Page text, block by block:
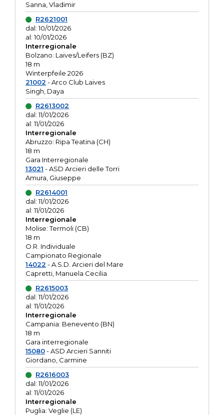
Sanna, Vladimir
R2621001
dal: 10/01/2026
al: 10/01/2026
Interregionale
Bolzano: Laives/Leifers (BZ)
18 m
Winterpfeile 2026
21002 - Arco Club Laives
Singh, Daya
R2613002
dal: 11/01/2026
al: 11/01/2026
Interregionale
Abruzzo: Ripa Teatina (CH)
18 m
Gara Interregionale
13021 - ASD Arcieri delle Torri
Amura, Giuseppe
R2614001
dal: 11/01/2026
al: 11/01/2026
Interregionale
Molise: Termoli (CB)
18 m
O.R. Individuale
Campionato Regionale
14022 - A.S.D. Arcieri del Mare
Capretti, Manuela Cecilia
R2615003
dal: 11/01/2026
al: 11/01/2026
Interregionale
Campania: Benevento (BN)
18 m
Gara interregionale
15080- ASD Arcieri Sanniti
Giordano, Carmine
R2616003
dal: 11/01/2026
al: 11/01/2026
Interregionale
Puglia: Veglie (LE)